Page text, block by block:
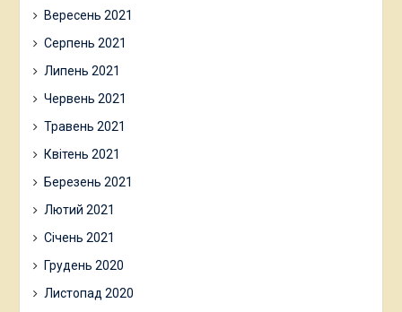
Вересень 2021
Серпень 2021
Липень 2021
Червень 2021
Травень 2021
Квітень 2021
Березень 2021
Лютий 2021
Січень 2021
Грудень 2020
Листопад 2020